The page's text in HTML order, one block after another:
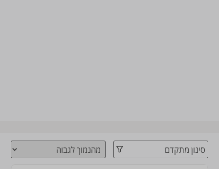
סינון מתקדם